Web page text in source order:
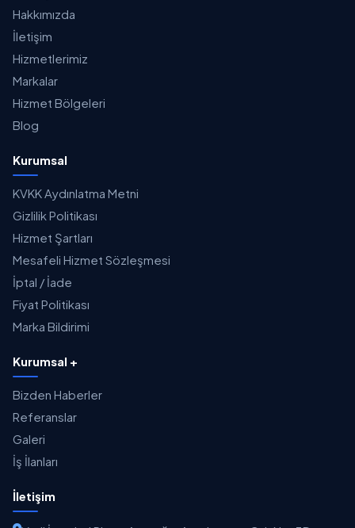
Hakkımızda
İletişim
Hizmetlerimiz
Markalar
Hizmet Bölgeleri
Blog
Kurumsal
KVKK Aydınlatma Metni
Gizlilik Politikası
Hizmet Şartları
Mesafeli Hizmet Sözleşmesi
İptal / İade
Fiyat Politikası
Marka Bildirimi
Kurumsal +
Bizden Haberler
Referanslar
Galeri
İş İlanları
İletişim